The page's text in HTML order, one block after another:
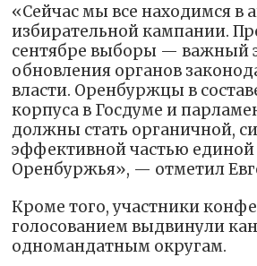
«Сейчас мы все находимся в
избирательной кампании.
сентябре выборы — важный
обновления органов
власти. Оренбуржцы в
корпуса в Госдуме и
должны стать органичной,
эффективной частью
Оренбуржья», — отметил
Кроме того, участники
голосованием выдвинули
одномандатным округам.